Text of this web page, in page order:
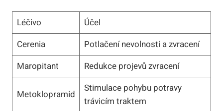
Léčivo
Účel
Cerenia
Potlačení nevolnosti a zvracení
Maropitant
Redukce projevů zvracení
Metoklopramid
Stimulace pohybu potravy
trávicím traktem